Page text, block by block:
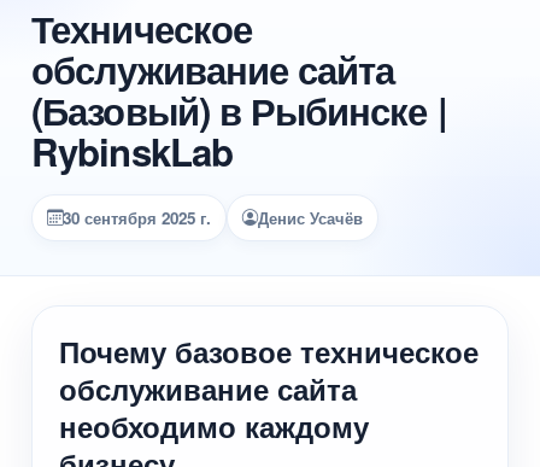
Техническое
обслуживание сайта
(Базовый) в Рыбинске |
RybinskLab
30 сентября 2025 г. Денис Усачёв
Почему базовое техническое
обслуживание сайта
необходимо каждому